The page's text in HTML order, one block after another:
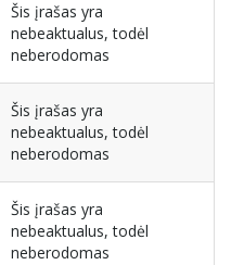
Šis įrašas yra
nebeaktualus, todėl
neberodomas
Šis įrašas yra
nebeaktualus, todėl
neberodomas
Šis įrašas yra
nebeaktualus, todėl
neberodomas